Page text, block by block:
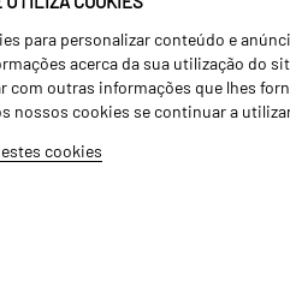
para personalizar conteúdo e
acerca da sua utilização do
com outras informações que lhes
nossos cookies se continuar a
cookies
Agricultura
Gama